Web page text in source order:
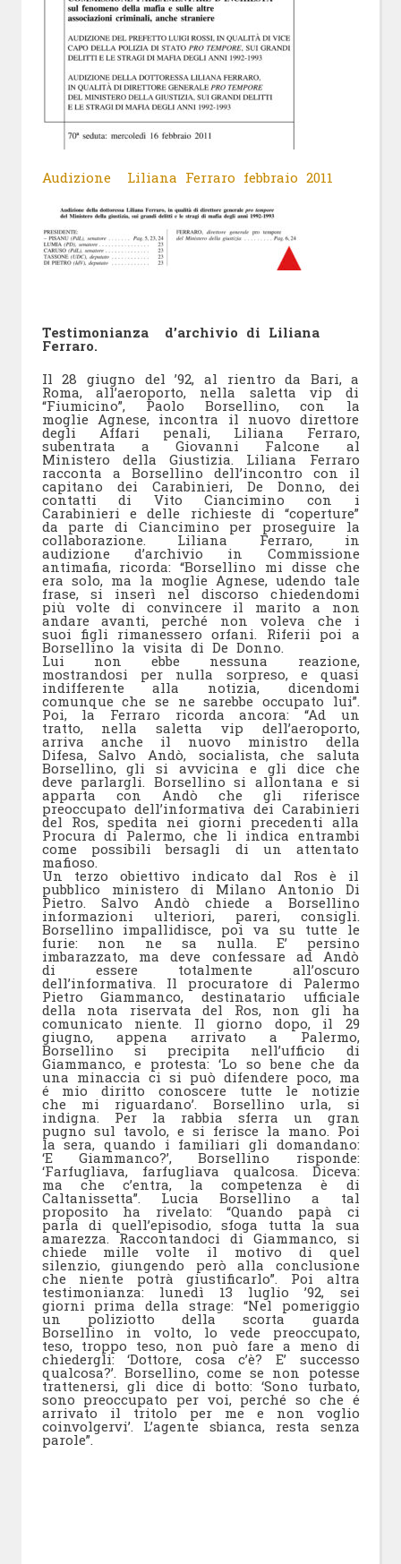
Audizione Liliana Ferraro febbraio 2011
Testimonianza d’archivio di Liliana
Ferraro.
Il 28 giugno del ’92, al rientro da Bari, a
Roma, all’aeroporto, nella saletta vip di
“Fiumicino”, Paolo Borsellino, con la
moglie Agnese, incontra il nuovo direttore
degli Affari penali, Liliana Ferraro,
subentrata a Giovanni Falcone al
Ministero della Giustizia. Liliana Ferraro
racconta a Borsellino dell’incontro con il
capitano dei Carabinieri, De Donno, dei
contatti di Vito Ciancimino con i
Carabinieri e delle richieste di “coperture”
da parte di Ciancimino per proseguire la
collaborazione. Liliana Ferraro, in
audizione d’archivio in Commissione
antimafia, ricorda: “Borsellino mi disse che
era solo, ma la moglie Agnese, udendo tale
frase, si inserì nel discorso chiedendomi
più volte di convincere il marito a non
andare avanti, perché non voleva che i
suoi figli rimanessero orfani. Riferii poi a
Borsellino la visita di De Donno.
Lui non ebbe nessuna reazione,
mostrandosi per nulla sorpreso, e quasi
indifferente alla notizia, dicendomi
comunque che se ne sarebbe occupato lui”.
Poi, la Ferraro ricorda ancora: “Ad un
tratto, nella saletta vip dell’aeroporto,
arriva anche il nuovo ministro della
Difesa, Salvo Andò, socialista, che saluta
Borsellino, gli si avvicina e gli dice che
deve parlargli. Borsellino si allontana e si
apparta con Andò che gli riferisce
preoccupato dell’informativa dei Carabinieri
del Ros, spedita nei giorni precedenti alla
Procura di Palermo, che li indica entrambi
come possibili bersagli di un attentato
mafioso.
Un terzo obiettivo indicato dal Ros è il
pubblico ministero di Milano Antonio Di
Pietro. Salvo Andò chiede a Borsellino
informazioni ulteriori, pareri, consigli.
Borsellino impallidisce, poi va su tutte le
furie: non ne sa nulla. E’ persino
imbarazzato, ma deve confessare ad Andò
di essere totalmente all’oscuro
dell’informativa. Il procuratore di Palermo
Pietro Giammanco, destinatario ufficiale
della nota riservata del Ros, non gli ha
comunicato niente. Il giorno dopo, il 29
giugno, appena arrivato a Palermo,
Borsellino si precipita nell’ufficio di
Giammanco, e protesta: ‘Lo so bene che da
una minaccia ci si può difendere poco, ma
é mio diritto conoscere tutte le notizie
che mi riguardano’. Borsellino urla, si
indigna. Per la rabbia sferra un gran
pugno sul tavolo, e si ferisce la mano. Poi
la sera, quando i familiari gli domandano:
‘E Giammanco?’, Borsellino risponde:
‘Farfugliava, farfugliava qualcosa. Diceva:
ma che c’entra, la competenza è di
Caltanissetta”. Lucia Borsellino a tal
proposito ha rivelato: “Quando papà ci
parla di quell’episodio, sfoga tutta la sua
amarezza. Raccontandoci di Giammanco, si
chiede mille volte il motivo di quel
silenzio, giungendo però alla conclusione
che niente potrà giustificarlo”. Poi altra
testimonianza: lunedì 13 luglio ’92, sei
giorni prima della strage: “Nel pomeriggio
un poliziotto della scorta guarda
Borsellino in volto, lo vede preoccupato,
teso, troppo teso, non può fare a meno di
chiedergli: ‘Dottore, cosa c’è? E’ successo
qualcosa?’. Borsellino, come se non potesse
trattenersi, gli dice di botto: ‘Sono turbato,
sono preoccupato per voi, perché so che é
arrivato il tritolo per me e non voglio
coinvolgervi’. L’agente sbianca, resta senza
parole”.